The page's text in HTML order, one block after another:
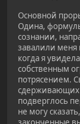
Основной
Одина,
сознании,
завалили
когда я
собственным
потрясением.
сдерживающих
подверглось
не могу